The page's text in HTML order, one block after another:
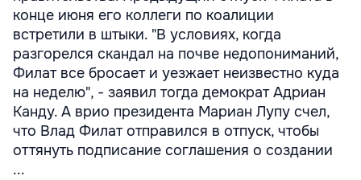
конце июня его коллеги по коалиции
встретили в штыки. "В условиях, когда
разгорелся скандал на почве недопониманий,
Филат все бросает и уезжает неизвестно куда
на неделю", - заявил тогда демократ Адриан
Канду. А врио президента Мариан Лупу счел,
что Влад Филат отправился в отпуск, чтобы
оттянуть подписание соглашения о создании
...